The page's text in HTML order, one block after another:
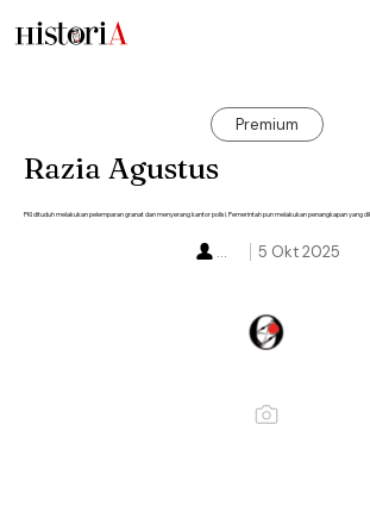
Premium
Razia Agustus
PKI dituduh melakukan pelemparan granat dan menyerang kantor polisi. Pemerintah pun melakukan penangkapan yang
5 Okt 2025
...